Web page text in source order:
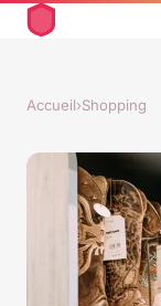
Accueil›Shopping